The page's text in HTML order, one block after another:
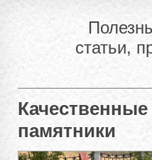
статьи,
памятники